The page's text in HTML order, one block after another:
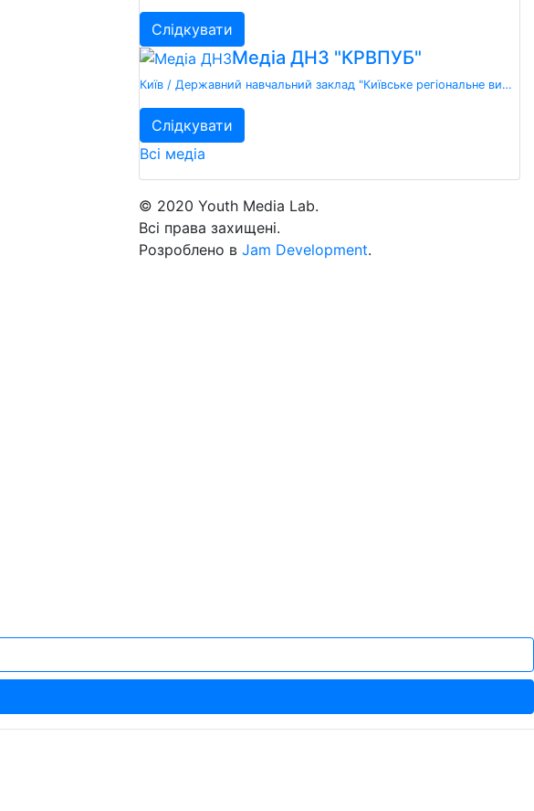
Слідкувати
Медіа ДНЗ "КРВПУБ"
Київ / Державний навчальний заклад "Київське регіональне вище професійне училище будівництва"
Слідкувати
Всі медіа
© 2020 Youth Media Lab.
Всі права захищені.
Розроблено в Jam Development.